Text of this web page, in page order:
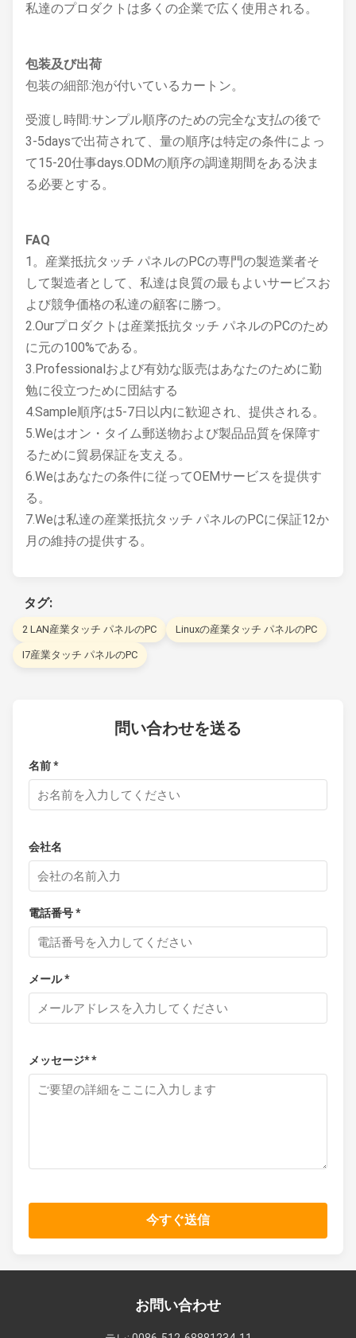
私達のプロダクトは多くの企業で広く使用される。
包装及び出荷
包装の細部:泡が付いているカートン。
受渡し時間:サンプル順序のための完全な支払の後で
3-5daysで出荷されて、量の順序は特定の条件によっ
て15-20仕事days.ODMの順序の調達期間をある決ま
る必要とする。
FAQ
1。産業抵抗タッチ パネルのPCの専門の製造業者そ
して製造者として、私達は良質の最もよいサービスお
よび競争価格の私達の顧客に勝つ。
2.Ourプロダクトは産業抵抗タッチ パネルのPCのため
に元の100%である。
3.Professionalおよび有効な販売はあなたのために勤
勉に役立つために団結する
4.Sample順序は5-7日以内に歓迎され、提供される。
5.Weはオン・タイム郵送物および製品品質を保障す
るために貿易保証を支える。
6.Weはあなたの条件に従ってOEMサービスを提供す
る。
7.Weは私達の産業抵抗タッチ パネルのPCに保証12か
月の維持の提供する。
タグ:
2 LAN産業タッチ パネルのPC Linuxの産業タッチ パネルのPC
I7産業タッチ パネルのPC
問い合わせを送る
名前 *
会社名
電話番号 *
メール *
メッセージ* *
今すぐ送信
お問い合わせ